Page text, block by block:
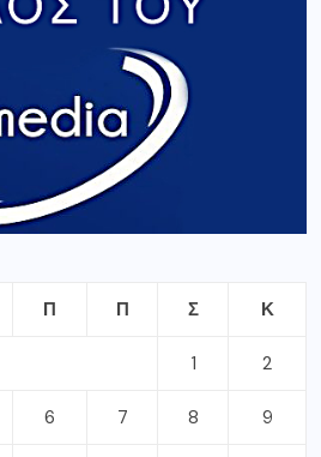
Π Π Σ Κ
1 2
6 7 8 9